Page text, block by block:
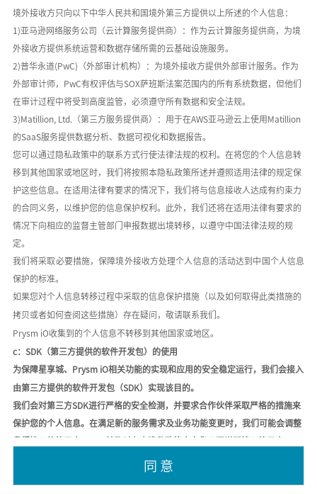
境外接收方只向以下中华人民共和国境外第三方提供以上所述的个人信息：
1)亚马逊网络服务公司（云计算服务提供商）：作为云计算服务提供商，为境
外接收方提供系统运营和数据存储所需的云基础设施服务。
2)普华永道(PwC) （外部审计机构）：为境外接收方提供外部审计服务。作为
外部审计师， PwC有权评估与SOX萨班斯法案范围内的所有系统数据，但他们
在审计过程中将受到高度监管，必须遵守所有数据和安全法规。
3)Matillion, Ltd. （第三方服务提供商）：用于在AWS亚马逊云上使用 Matillion
的SaaS服务提供数据分析、数据可视化和数据报告。
您可以通过隐私政策中的联系方式行使法律法规的权利。在将您的个人信息转
移到其他国家或地区时，我们将按照本隐私政策所述并遵照适用法律的规定保
护这些信息。在适用法律有要求的情况下，我们将与信息接收人达成有约束力
的合同义务，以维护您的信息保护权利。此外，我们还将在适用法律有要求的
情况下向相应的监督主管部门申报数据出境转移，以遵守中国法律法规的规
定。
我们将采取必要措施，保障境外接收方处理个人信息的活动达到中国个人信息
保护的标准。
如果您对个人信息转移过程中采取的信息保护措施（以及如何取得此类措施的
拷贝或者如何查阅这些措施）存在疑问，敬请联系我们。
Prysm iO收集到的个人信息不转移到其他国家或地区。
c：SDK（第三方提供的软件开发包）的使用
为保障星享城、 Prysm iO相关功能的实现和应用的安全稳定运行，我们会接入
由第三方提供的软件开发包（SDK）实现该目的。
我们会对第三方SDK进行严格的安全检测，并要求合作伙伴采取严格的措施来
保护您的个人信息。在满足新的服务需求及业务功能变更时，我们可能会调整
的最新情况。请注意，第三方SDK可能因为版本升级、策略调整等原因导致数
同 意